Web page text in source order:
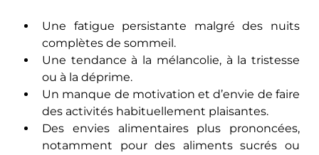
Une fatigue persistante malgré des nuits
complètes de sommeil.
Une tendance à la mélancolie, à la tristesse
ou à la déprime.
Un manque de motivation et d’envie de faire
des activités habituellement plaisantes.
Des envies alimentaires plus prononcées,
notamment pour des aliments sucrés ou